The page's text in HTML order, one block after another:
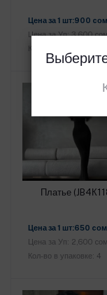
Цена за 1 шт:900 cом
Цена за Уп: 3,600
Кол-во в упаковке: 4
Платье
Цена за 1 шт:650 cом
Цена за Уп: 2,600 cом
Кол-во в упаковке: 4